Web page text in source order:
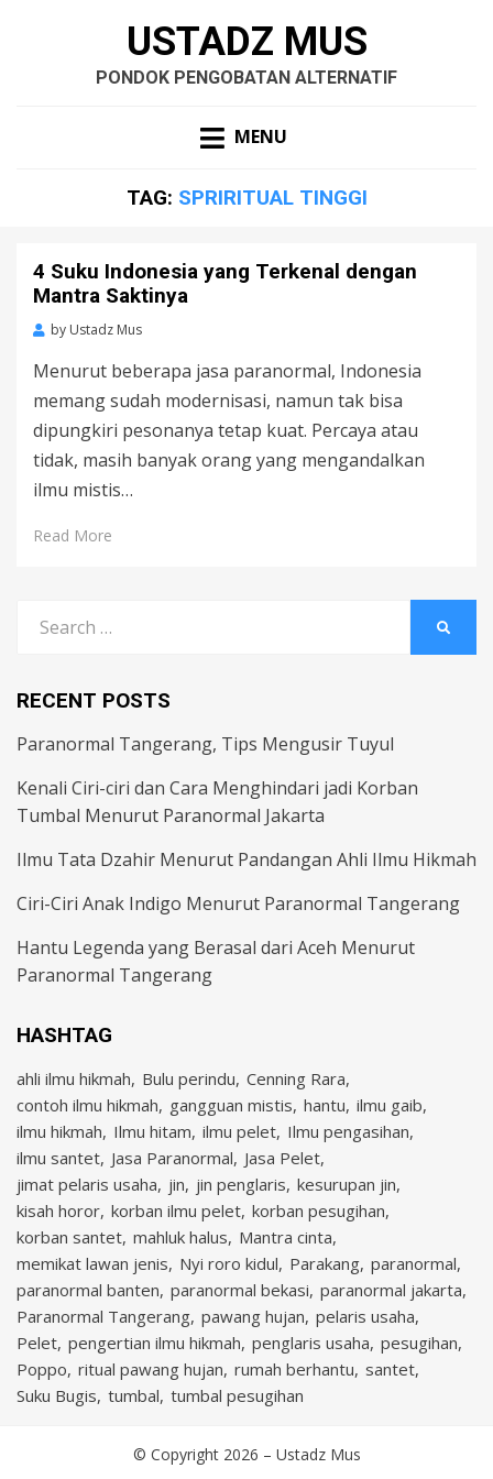
USTADZ MUS
PONDOK PENGOBATAN ALTERNATIF
MENU
TAG: SPRIRITUAL TINGGI
4 Suku Indonesia yang Terkenal dengan
Mantra Saktinya
by Ustadz Mus
Menurut beberapa jasa paranormal, Indonesia
memang sudah modernisasi, namun tak bisa
dipungkiri pesonanya tetap kuat. Percaya atau
tidak, masih banyak orang yang mengandalkan
ilmu mistis…
Read More
for:
RECENT POSTS
Paranormal Tangerang, Tips Mengusir Tuyul
Kenali Ciri-ciri dan Cara Menghindari jadi Korban
Tumbal Menurut Paranormal Jakarta
Ilmu Tata Dzahir Menurut Pandangan Ahli Ilmu Hikmah
Ciri-Ciri Anak Indigo Menurut Paranormal Tangerang
Hantu Legenda yang Berasal dari Aceh Menurut
Paranormal Tangerang
HASHTAG
ahli ilmu hikmah Bulu perindu Cenning Rara
contoh ilmu hikmah gangguan mistis hantu ilmu gaib
ilmu hikmah Ilmu hitam ilmu pelet Ilmu pengasihan
ilmu santet Jasa Paranormal Jasa Pelet
jimat pelaris usaha jin jin penglaris kesurupan jin
kisah horor korban ilmu pelet korban pesugihan
korban santet mahluk halus Mantra cinta
memikat lawan jenis Nyi roro kidul Parakang paranormal
paranormal banten paranormal bekasi paranormal jakarta
Paranormal Tangerang pawang hujan pelaris usaha
Pelet pengertian ilmu hikmah penglaris usaha pesugihan
Poppo ritual pawang hujan rumah berhantu santet
Suku Bugis tumbal tumbal pesugihan
© Copyright 2026 – Ustadz Mus